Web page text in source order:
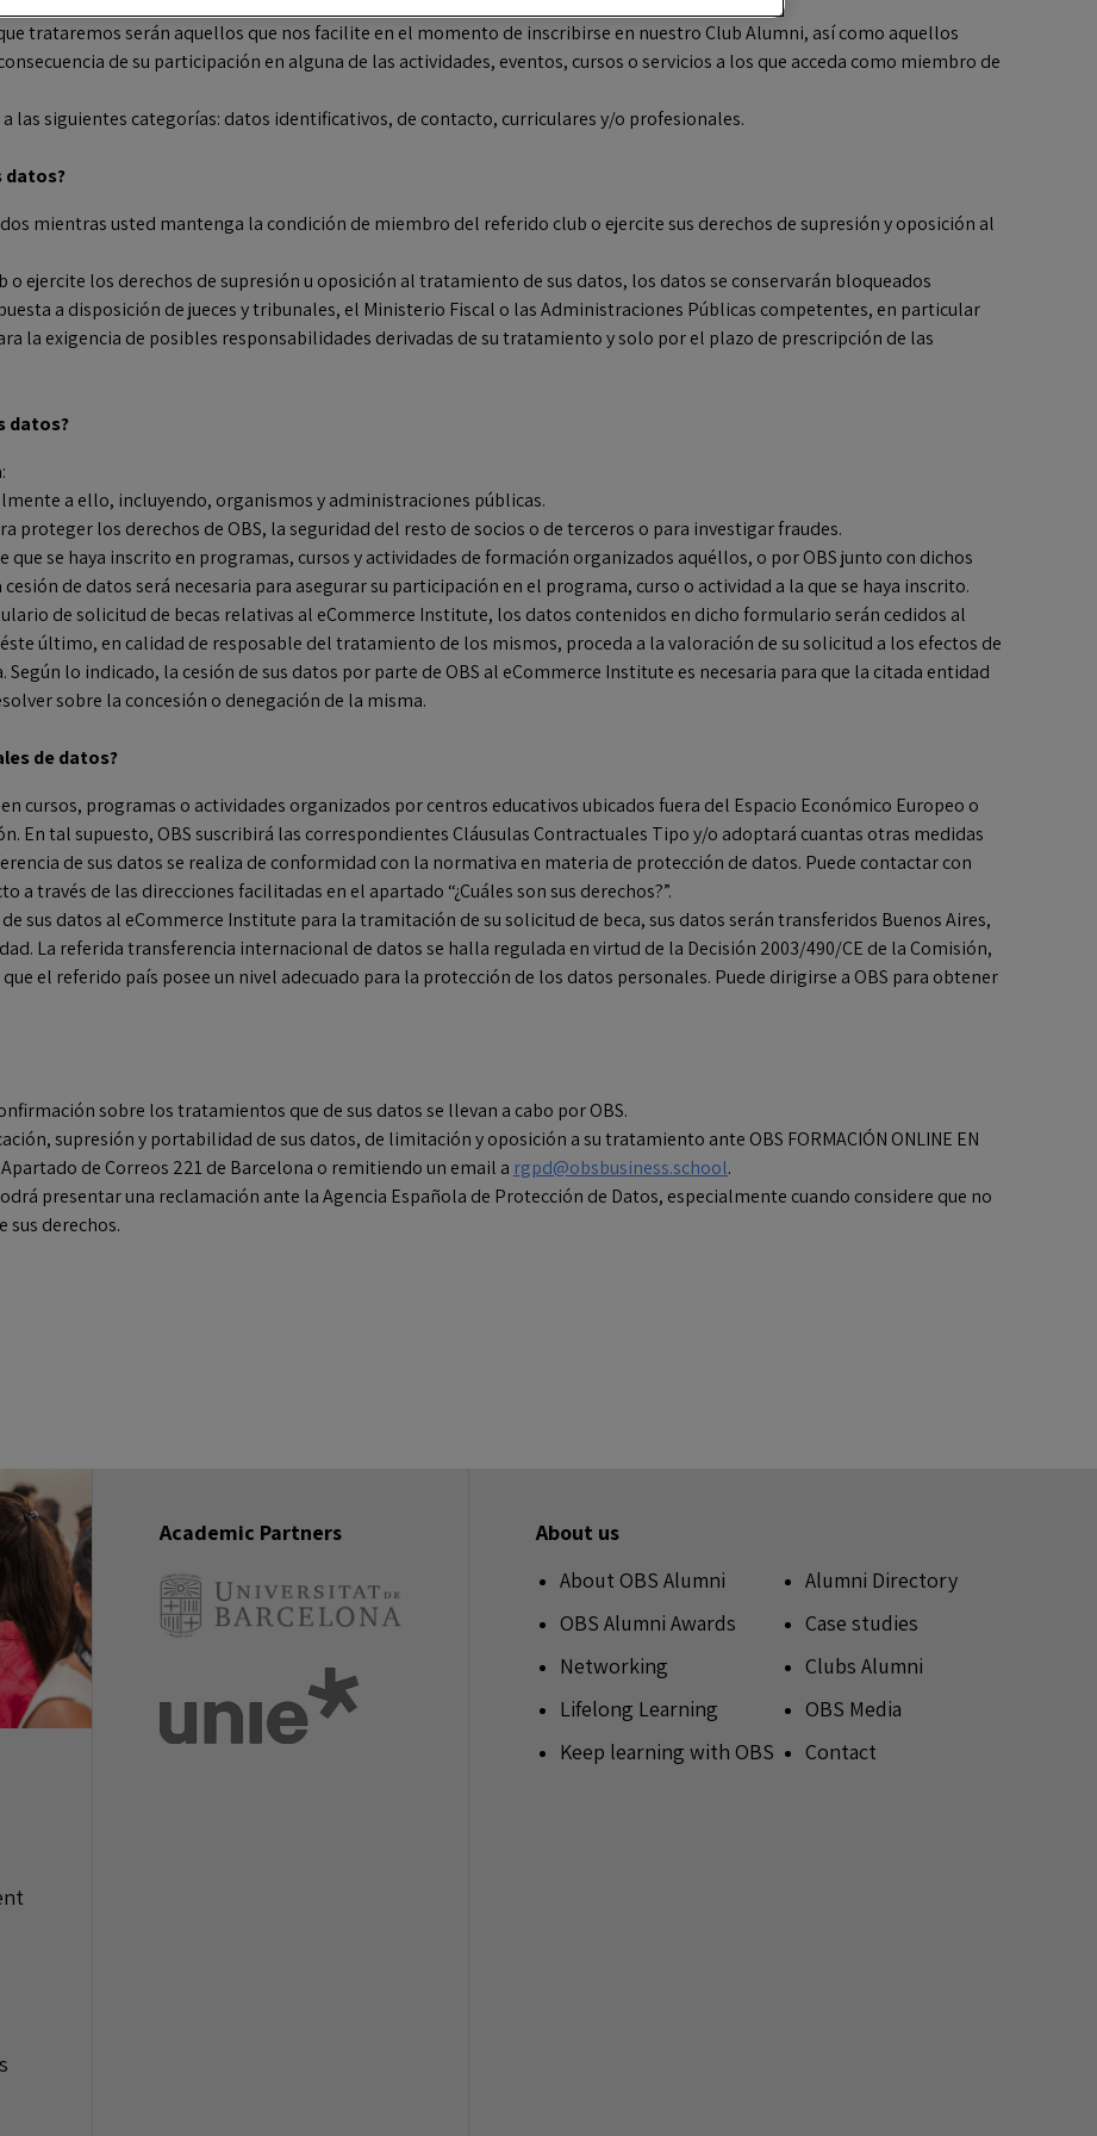
trataremos serán aquellos que nos facilite en el momento de inscribirse en nuestro Club Alumni, así como aquellos
de su participación en alguna de las actividades, eventos, cursos o servicios a los que acceda como miembro de
las siguientes categorías: datos identificativos, de contacto, curriculares y/o profesionales.
datos?
mientras usted mantenga la condición de miembro del referido club o ejercite sus derechos de supresión y oposición al
o ejercite los derechos de supresión u oposición al tratamiento de sus datos, los datos se conservarán bloqueados
a disposición de jueces y tribunales, el Ministerio Fiscal o las Administraciones Públicas competentes, en particular
la exigencia de posibles responsabilidades derivadas de su tratamiento y solo por el plazo de prescripción de las
datos?
a ello, incluyendo, organismos y administraciones públicas.
proteger los derechos de OBS, la seguridad del resto de socios o de terceros o para investigar fraudes.
que se haya inscrito en programas, cursos y actividades de formación organizados aquéllos, o por OBS junto con dichos
de datos será necesaria para asegurar su participación en el programa, curso o actividad a la que se haya inscrito.
de solicitud de becas relativas al eCommerce Institute, los datos contenidos en dicho formulario serán cedidos al
último, en calidad de resposable del tratamiento de los mismos, proceda a la valoración de su solicitud a los efectos de
lo indicado, la cesión de sus datos por parte de OBS al eCommerce Institute es necesaria para que la citada entidad
sobre la concesión o denegación de la misma.
de datos?
cursos, programas o actividades organizados por centros educativos ubicados fuera del Espacio Económico Europeo o
En tal supuesto, OBS suscribirá las correspondientes Cláusulas Contractuales Tipo y/o adoptará cuantas otras medidas
de sus datos se realiza de conformidad con la normativa en materia de protección de datos. Puede contactar con
través de las direcciones facilitadas en el apartado “¿Cuáles son sus derechos?”.
sus datos al eCommerce Institute para la tramitación de su solicitud de beca, sus datos serán transferidos Buenos Aires,
La referida transferencia internacional de datos se halla regulada en virtud de la Decisión 2003/490/CE de la Comisión,
el referido país posee un nivel adecuado para la protección de los datos personales. Puede dirigirse a OBS para obtener
sobre los tratamientos que de sus datos se llevan a cabo por OBS.
supresión y portabilidad de sus datos, de limitación y oposición a su tratamiento ante OBS FORMACIÓN ONLINE EN
de Correos 221 de Barcelona o remitiendo un email a rgpd@obsbusiness.school.
presentar una reclamación ante la Agencia Española de Protección de Datos, especialmente cuando considere que no
sus derechos.
Academic Partners
About us
About OBS Alumni
OBS Alumni Awards
Networking
Lifelong Learning
Keep learning with OBS
Alumni Directory
Case studies
Clubs Alumni
OBS Media
Contact